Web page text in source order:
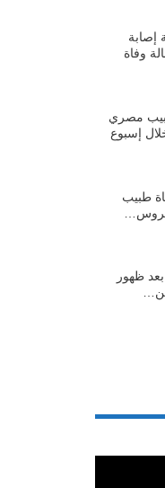
398 حالة إصابة
طبيب مصري
إسبوع
وفاة طبيب
ظهور